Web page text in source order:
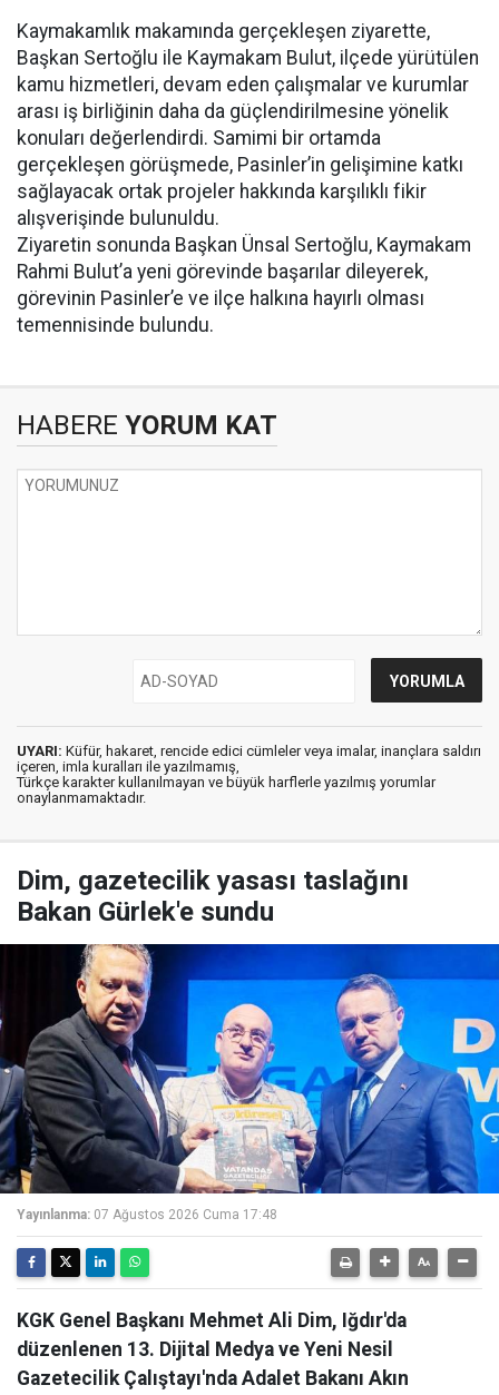
Kaymakamlık makamında gerçekleşen ziyarette,
Başkan Sertoğlu ile Kaymakam Bulut, ilçede yürütülen
kamu hizmetleri, devam eden çalışmalar ve kurumlar
arası iş birliğinin daha da güçlendirilmesine yönelik
konuları değerlendirdi. Samimi bir ortamda
gerçekleşen görüşmede, Pasinler’in gelişimine katkı
sağlayacak ortak projeler hakkında karşılıklı fikir
alışverişinde bulunuldu.
Ziyaretin sonunda Başkan Ünsal Sertoğlu, Kaymakam
Rahmi Bulut’a yeni görevinde başarılar dileyerek,
görevinin Pasinler’e ve ilçe halkına hayırlı olması
temennisinde bulundu.
HABERE YORUM KAT
UYARI: Küfür, hakaret, rencide edici cümleler veya imalar, inançlara saldırı
içeren, imla kuralları ile yazılmamış,
Türkçe karakter kullanılmayan ve büyük harflerle yazılmış yorumlar
onaylanmamaktadır.
Dim, gazetecilik yasası taslağını
Bakan Gürlek'e sundu
Yayınlanma: 07 Ağustos 2026 Cuma 17:48
KGK Genel Başkanı Mehmet Ali Dim, Iğdır'da
düzenlenen 13. Dijital Medya ve Yeni Nesil
Gazetecilik Çalıştayı'nda Adalet Bakanı Akın